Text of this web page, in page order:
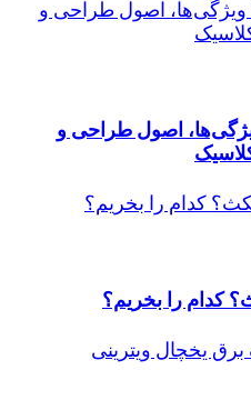
اصول طراحی و
کدام را بخریم؟